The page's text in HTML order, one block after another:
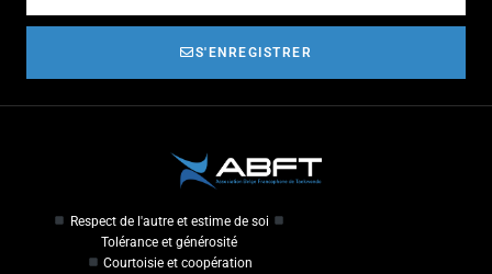
S'ENREGISTRER
Respect de l'autre et estime de soi
Tolérance et générosité
Courtoisie et coopération